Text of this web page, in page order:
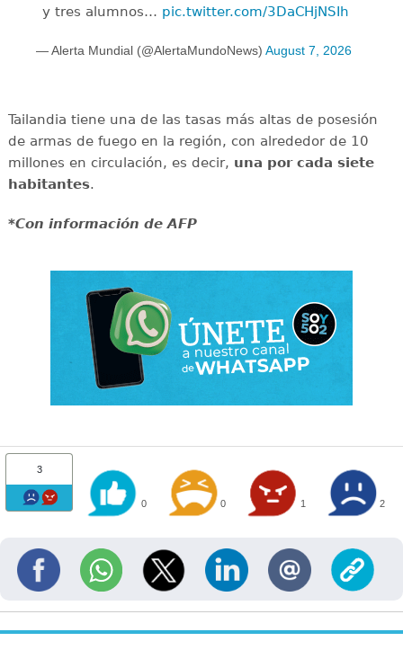
y tres alumnos… pic.twitter.com/3DaCHjNSIh
— Alerta Mundial (@AlertaMundoNews) August 7, 2026
Tailandia tiene una de las tasas más altas de posesión
de armas de fuego en la región, con alrededor de 10
millones en circulación, es decir, una por cada siete
habitantes.
*Con información de AFP
3
0 0 1 2